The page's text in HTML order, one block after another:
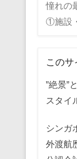
憧れの
①施設
この
”絶景”
スタイ
シンガ
外渡航